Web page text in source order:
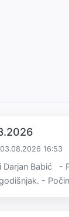
03.08.2026 16:53
Darjan Babić -
-